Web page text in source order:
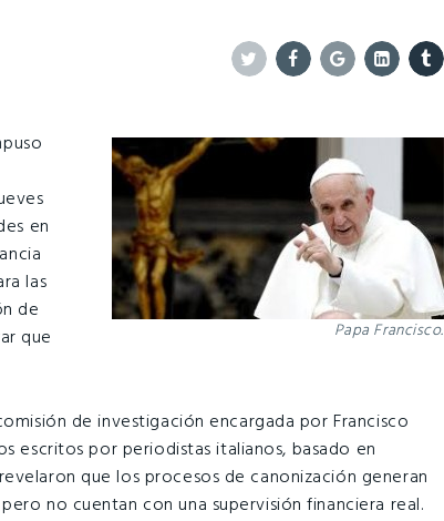
Papa Francisco.
en
las
de
que
de investigación encargada por Francisco
escritos por periodistas italianos, basado en
que los procesos de canonización generan
no cuentan con una supervisión financiera real.